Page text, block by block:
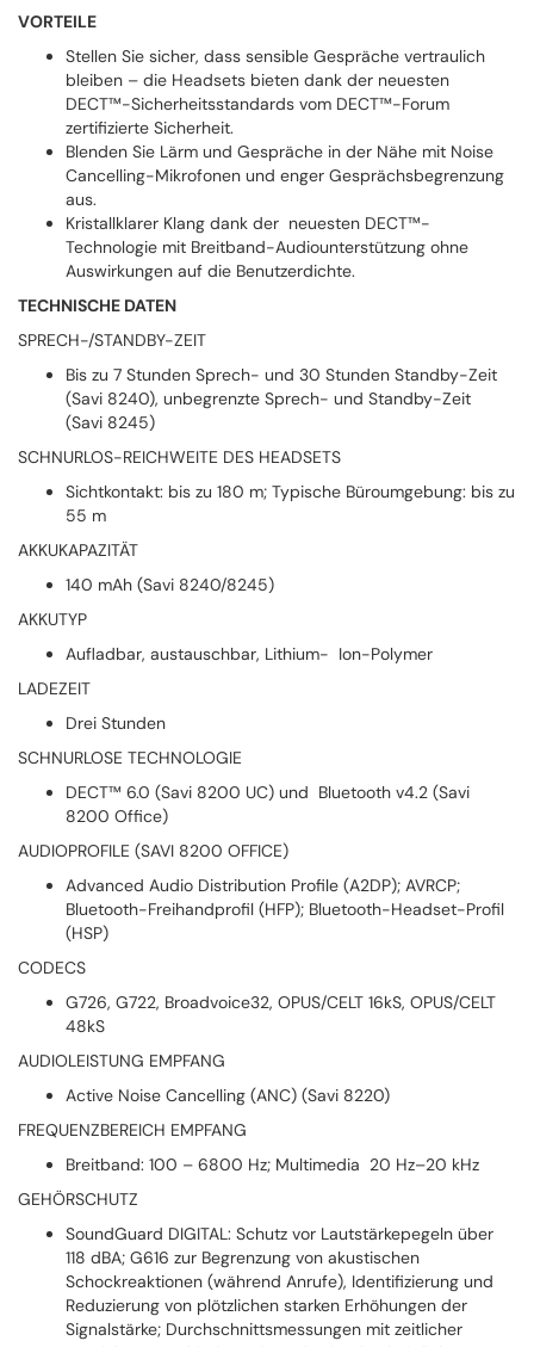
VORTEILE
Stellen Sie sicher, dass sensible Gespräche vertraulich
bleiben – die Headsets bieten dank der neuesten
DECT™-Sicherheitsstandards vom DECT™-Forum
zertifizierte Sicherheit.
Blenden Sie Lärm und Gespräche in der Nähe mit Noise
Cancelling-Mikrofonen und enger Gesprächsbegrenzung
aus.
Kristallklarer Klang dank der neuesten DECT™-
Technologie mit Breitband-Audiounterstützung ohne
Auswirkungen auf die Benutzerdichte.
TECHNISCHE DATEN
SPRECH-/STANDBY-ZEIT
Bis zu 7 Stunden Sprech- und 30 Stunden Standby-Zeit
(Savi 8240), unbegrenzte Sprech- und Standby-Zeit
(Savi 8245)
SCHNURLOS-REICHWEITE DES HEADSETS
Sichtkontakt: bis zu 180 m; Typische Büroumgebung: bis zu
55 m
AKKUKAPAZITÄT
140 mAh (Savi 8240/8245)
AKKUTYP
Aufladbar, austauschbar, Lithium- Ion-Polymer
LADEZEIT
Drei Stunden
SCHNURLOSE TECHNOLOGIE
DECT™ 6.0 (Savi 8200 UC) und Bluetooth v4.2 (Savi
8200 Office)
AUDIOPROFILE (SAVI 8200 OFFICE)
Advanced Audio Distribution Profile (A2DP); AVRCP;
Bluetooth-Freihandprofil (HFP); Bluetooth-Headset-Profil
(HSP)
CODECS
G726, G722, Broadvoice32, OPUS/CELT 16kS, OPUS/CELT
48kS
AUDIOLEISTUNG EMPFANG
Active Noise Cancelling (ANC) (Savi 8220)
FREQUENZBEREICH EMPFANG
Breitband: 100 – 6800 Hz; Multimedia 20 Hz–20 kHz
GEHÖRSCHUTZ
SoundGuard DIGITAL: Schutz vor Lautstärkepegeln über
118 dBA; G616 zur Begrenzung von akustischen
Schockreaktionen (während Anrufe), Identifizierung und
Reduzierung von plötzlichen starken Erhöhungen der
Signalstärke; Durchschnittsmessungen mit zeitlicher